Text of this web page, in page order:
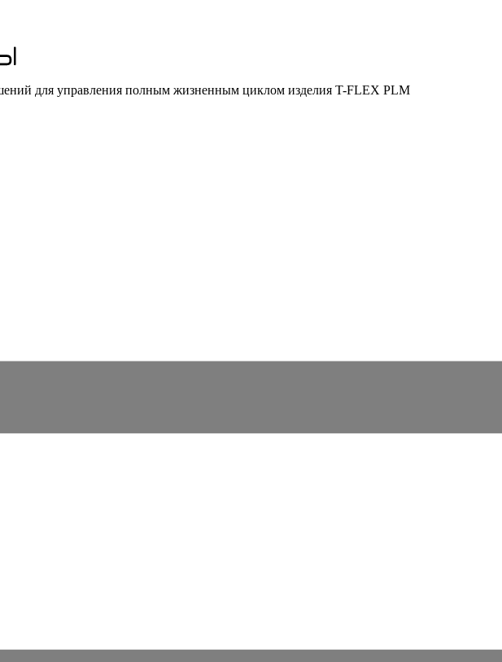
для управления полным жизненным циклом изделия T-FLEX PLM